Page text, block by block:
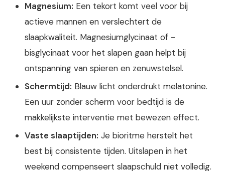
Magnesium: Een tekort komt veel voor bij
actieve mannen en verslechtert de
slaapkwaliteit. Magnesiumglycinaat of -
bisglycinaat voor het slapen gaan helpt bij
ontspanning van spieren en zenuwstelsel.
Schermtijd: Blauw licht onderdrukt melatonine.
Een uur zonder scherm voor bedtijd is de
makkelijkste interventie met bewezen effect.
Vaste slaaptijden: Je bioritme herstelt het
best bij consistente tijden. Uitslapen in het
weekend compenseert slaapschuld niet volledig.